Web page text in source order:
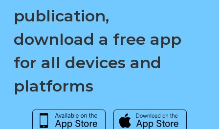
publication,
download a free app
for all devices and
platforms